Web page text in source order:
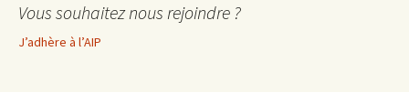
Vous souhaitez nous rejoindre ?
J’adhère à l’AIP